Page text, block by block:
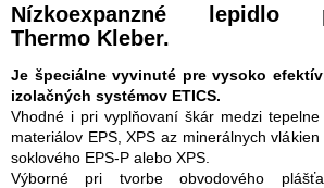
Nízkoexpanzné lepidlo
Thermo Kleber.
Je špeciálne vyvinuté pre vysoko
izolačných systémov ETICS.
Vhodné i pri vyplňovaní škár medzi
materiálov EPS, XPS az minerálnych
soklového EPS-P alebo XPS.
Výborné pri tvorbe obvodového